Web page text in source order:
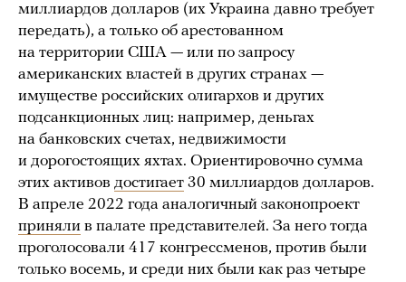
миллиардов долларов (их Украина давно требует
передать), а только об арестованном
на территории США — или по запросу
американских властей в других странах —
имуществе российских олигархов и других
подсанкционных лиц: например, деньгах
на банковских счетах, недвижимости
и дорогостоящих яхтах. Ориентировочно сумма
этих активов достигает 30 миллиардов долларов.
В апреле 2022 года аналогичный законопроект
приняли в палате представителей. За него тогда
проголосовали 417 конгрессменов, против были
только восемь, и среди них были как раз четыре